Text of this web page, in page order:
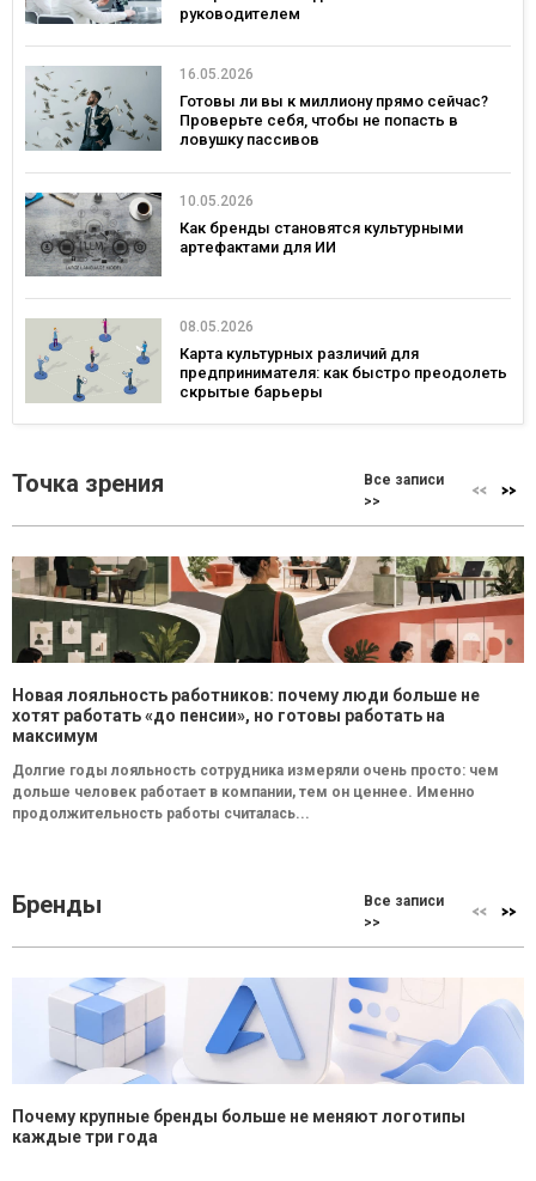
руководителем
16.05.2026
Готовы ли вы к миллиону прямо сейчас?
Проверьте себя, чтобы не попасть в
ловушку пассивов
10.05.2026
Как бренды становятся культурными
артефактами для ИИ
08.05.2026
Карта культурных различий для
предпринимателя: как быстро преодолеть
скрытые барьеры
Точка зрения
Все записи
>>
Новая лояльность работников: почему люди больше не
хотят работать «до пенсии», но готовы работать на
максимум
Долгие годы лояльность сотрудника измеряли очень просто: чем
дольше человек работает в компании, тем он ценнее. Именно
продолжительность работы считалась...
Бренды
Все записи
>>
Почему крупные бренды больше не меняют логотипы
каждые три года